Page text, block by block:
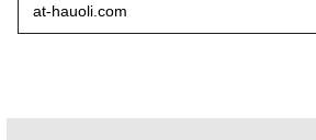
at-hauoli.com